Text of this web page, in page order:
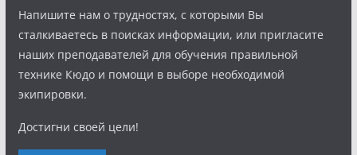
Напишите нам о трудностях, с которыми Вы
сталкиваетесь в поисках информации, или пригласите
наших преподавателей для обучения правильной
технике Кюдо и помощи в выборе необходимой
экипировки.
Достигни своей цели!